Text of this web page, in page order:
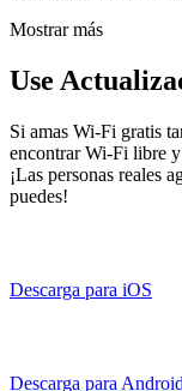
Mostrar más
Use
Si amas Wi-Fi gratis
encontrar Wi-Fi libre y
¡Las personas reales
puedes!
Descarga para iOS
Descarga para Android